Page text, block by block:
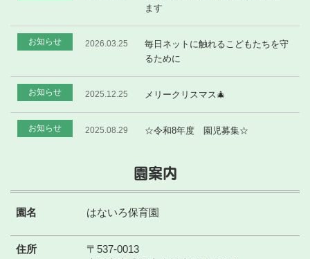
ます
お知らせ 2026.03.25
毎日ネットに触れるこどもたちを守
るために
お知らせ 2025.12.25 メリークリスマス🎄
お知らせ 2025.08.29 ☆令和8年度 園児募集☆
園案内
園名 はないろ保育園
住所
〒537-0013